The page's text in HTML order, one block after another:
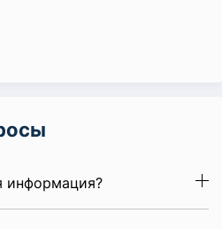
информация?